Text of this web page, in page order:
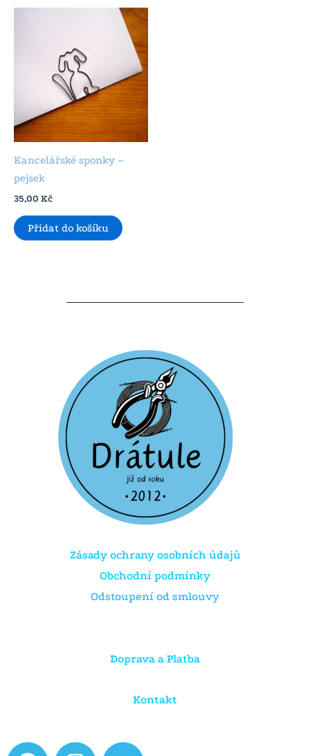
Kancelářské sponky –
pejsek
35,00 Kč
Přidat do košíku
Zásady ochrany osobních údajů
Obchodní podmínky
Odstoupení od smlouvy
Doprava a Platba
Kontakt